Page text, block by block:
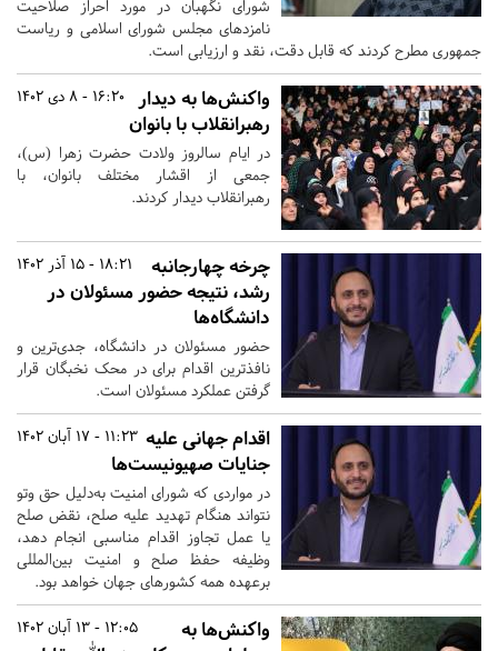
شورای نگهبان در مورد احراز صلاحیت
نامزدهای مجلس شورای اسلامی و ریاست
جمهوری مطرح کردند که قابل دقت، نقد و ارزیابی است.
16:20 - 8 دی 1402
واکنش‌ها به دیدار
رهبرانقلاب با بانوان
در ایام سالروز ولادت حضرت زهرا (س)،
جمعی از اقشار مختلف بانوان، با
رهبرانقلاب دیدار کردند.
18:21 - 15 آذر 1402
چرخه چهارجانبه
رشد، نتیجه حضور مسئولان در
دانشگاه‌ها
حضور مسئولان در دانشگاه، جدی‌ترین و
نافذترین اقدام برای در محک نخبگان قرار
گرفتن عملکرد مسئولان است.
11:23 - 17 آبان 1402 اقدام جهانی علیه
جنایات صهیونیست‌‌ها
در مواردی که شورای امنیت به‌دلیل حق وتو
نتواند هنگام تهدید علیه صلح، نقض صلح
یا عمل تجاوز اقدام مناسبی انجام دهد،
وظیفه حفظ صلح و امنیت بین‌المللی
برعهده همه کشورهای جهان خواهد بود.
12:05 - 13 آبان 1402
واکنش‌ها به